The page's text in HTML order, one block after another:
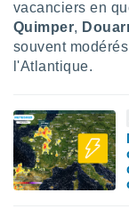
vacanciers en
Quimper,
souvent
l'Atlantique.